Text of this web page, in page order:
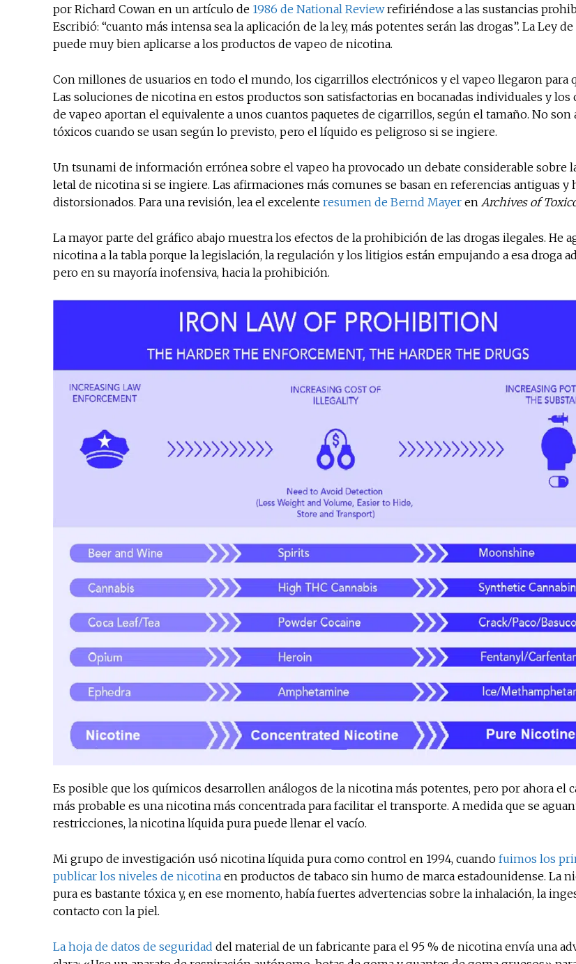
No te
noticias
Suscríbete a
noticias del vapeo
electrónico.
Subscribe to our
por Richard Cowan en un artículo de 1986 de National Reviewrefiriéndose a las sustancias
Escribió: “cuanto más intensa sea la aplicación de la ley, más potentes serán las drogas”. La Ley
puede muy bien aplicarse a los productos de vapeo de nicotina.
Con millones de usuarios en todo el mundo, los cigarrillos electrónicos y el vapeo llegaron para
Las soluciones de nicotina en estos productos son satisfactorias en bocanadas individuales y los
de vapeo aportan el equivalente a unos cuantos paquetes de cigarrillos, según el tamaño. No son
tóxicos cuando se usan según lo previsto, pero el líquido es peligroso si se ingiere.
Un tsunami de información errónea sobre el vapeo ha provocado un debate considerable sobre
letal de nicotina si se ingiere. Las afirmaciones más comunes se basan en referencias antiguas y
distorsionados. Para una revisión, lea el excelente resumen de Bernd Mayer en Archives of
La mayor parte del gráfico abajo muestra los efectos de la prohibición de las drogas ilegales. He
nicotina a la tabla porque la legislación, la regulación y los litigios están empujando a esa droga
pero en su mayoría inofensiva, hacia la prohibición.
Es posible que los químicos desarrollen análogos de la nicotina más potentes, pero por ahora el
más probable es una nicotina más concentrada para facilitar el transporte. A medida que se
restricciones, la nicotina líquida pura puede llenar el vacío.
Mi grupo de investigación usó nicotina líquida pura como control en 1994, cuando fuimos los
publicar los niveles de nicotina en productos de tabaco sin humo de marca estadounidense. La
pura es bastante tóxica y, en ese momento, había fuertes advertencias sobre la inhalación, la
contacto con la piel.
La hoja de datos de seguridad del material de un fabricante para el 95 % de nicotina envía una